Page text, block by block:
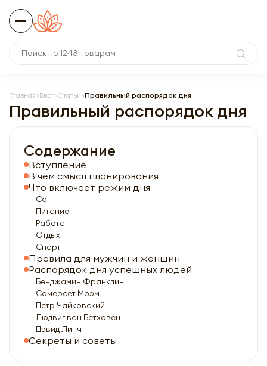
Главная Блог Статьи Правильный распорядок дня
Правильный распорядок дня
Содержание
Вступление
В чем смысл планирования
Что включает режим дня
Сон
Питание
Работа
Отдых
Спорт
Правила для мужчин и женщин
Распорядок дня успешных людей
Бенджамин Франклин
Сомерсет Моэм
Петр Чайковский
Людвиг ван Бетховен
Дэвид Линч
Секреты и советы